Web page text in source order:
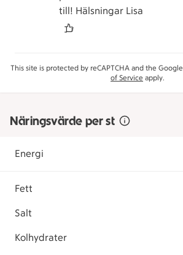
till! Hälsningar Lisa
This site is protected by reCAPTCHA and the Google
of Service apply.
Näringsvärde per st
Energi
Fett
Salt
Kolhydrater